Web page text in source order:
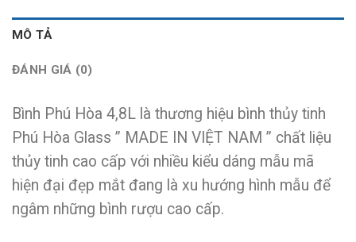
MÔ TẢ
ĐÁNH GIÁ (0)
Bình Phú Hòa 4,8L là thương hiệu bình thủy tinh
Phú Hòa Glass ” MADE IN VIỆT NAM ” chất liệu
thủy tinh cao cấp với nhiều kiểu dáng mẫu mã
hiện đại đẹp mắt đang là xu hướng hình mẫu để
ngâm những bình rượu cao cấp.